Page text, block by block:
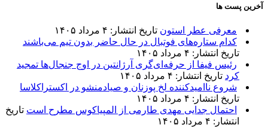
آخرین پست ها
معرفی عطر استون تاریخ انتشار: ۴ مرداد ۱۴۰۵
کدام ستاره‌های فوتبال در حال حاضر بدون تیم می‌باشند
تاریخ انتشار: ۴ مرداد ۱۴۰۵
رئیس فیفا از حرفه‌ای‌گری آرژانتین در اوج جنجال‌ها تمجید
کرد تاریخ انتشار: ۴ مرداد ۱۴۰۵
شروع ناامیدکننده لخ پوزنان و صیادمنشو در اکستراکلاسا
تاریخ انتشار: ۴ مرداد ۱۴۰۵
احتمال جدایی مهدی طارمی از المپیاکوس مطرح است تاریخ
انتشار: ۴ مرداد ۱۴۰۵